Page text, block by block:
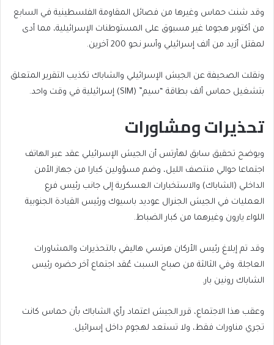
وقد شنت حماس وغيرها من فصائل المقاومة الفلسطينية في السابع
من أكتوبر هجوما غير مسبوق على المستوطنات الإسرائيلية، مما أدى
لمقتل أزيد من ألف إسرائيلي وأسر نحو 200 آخرين.
ونقلت الصحيفة عن الجيش الإسرائيلي والشاباك تكذيب التقرير المتعلق
بتشغيل حماس ألف بطاقة “سيم” (SIM) إسرائيلية في وقت واحد.
تحذيرات ومشاورات
ويوضح تحقيق سابق لهآرتس أن الجيش الإسرائيلي عقد عبر الهاتف
اجتماعا حوالي منتصف الليل، وضم مسؤولين كبارا من جهاز الأمن
الداخلي (الشاباك) والاستخبارات العسكرية إلى جانب رئيس فرع
العمليات في الجيش الجنرال عوديد باسيوك ورئيس القيادة الجنوبية
اللواء يارون وغيرهما من كبار الضباط.
وقد تم إبلاغ رئيس الأركان هرتسي هاليفي بالتحذيرات والمشاورات
العاجلة. وفي الثالثة من صباح السبت عُقد اجتماع آخر حضره رئيس
الشاباك رونين بار.
وعقب هذا الاجتماع، قرر الجيش اعتماد رأي الشاباك بأن حماس كانت
تجري مناورات فقط، ولا تستعد لهجوم داخل إسرائيل.